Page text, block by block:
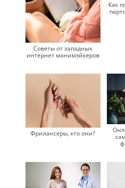
Советы от западных
интернет манимэйкеров
Как
Фрилансеры, кто они?